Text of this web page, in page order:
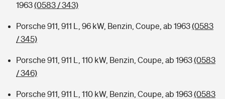
1963(0583 / 343)
Porsche 911, 911 L, 96 kW, Benzin, Coupe, ab 1963(0583
/ 345)
Porsche 911, 911 L, 110 kW, Benzin, Coupe, ab 1963(0583
/ 346)
Porsche 911, 911 L, 110 kW, Benzin, Coupe, ab 1963(0583